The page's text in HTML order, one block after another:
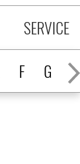
F G H
SERVICE